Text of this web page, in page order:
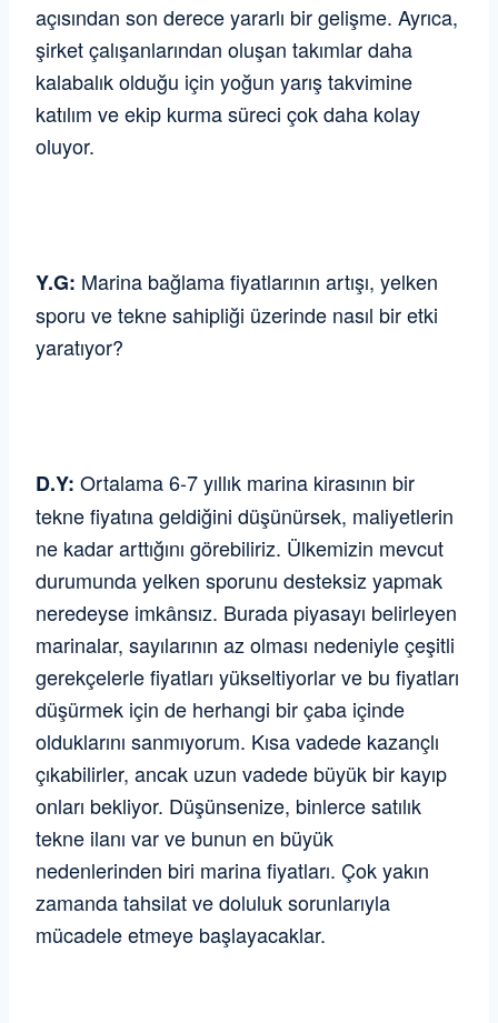
açısından son derece yararlı bir gelişme. Ayrıca,
şirket çalışanlarından oluşan takımlar daha
kalabalık olduğu için yoğun yarış takvimine
katılım ve ekip kurma süreci çok daha kolay
oluyor.
Y.G: Marina bağlama fiyatlarının artışı, yelken
sporu ve tekne sahipliği üzerinde nasıl bir etki
yaratıyor?
D.Y: Ortalama 6-7 yıllık marina kirasının bir
tekne fiyatına geldiğini düşünürsek, maliyetlerin
ne kadar arttığını görebiliriz. Ülkemizin mevcut
durumunda yelken sporunu desteksiz yapmak
neredeyse imkânsız. Burada piyasayı belirleyen
marinalar, sayılarının az olması nedeniyle çeşitli
gerekçelerle fiyatları yükseltiyorlar ve bu fiyatları
düşürmek için de herhangi bir çaba içinde
olduklarını sanmıyorum. Kısa vadede kazançlı
çıkabilirler, ancak uzun vadede büyük bir kayıp
onları bekliyor. Düşünsenize, binlerce satılık
tekne ilanı var ve bunun en büyük
nedenlerinden biri marina fiyatları. Çok yakın
zamanda tahsilat ve doluluk sorunlarıyla
mücadele etmeye başlayacaklar.